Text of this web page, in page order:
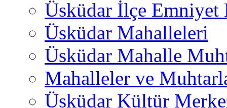
Üsküdar İlçe
Üsküdar Mahalleleri
Üsküdar Mahalle
Mahalleler ve
Üsküdar Kültür